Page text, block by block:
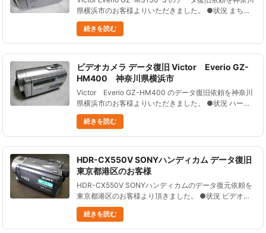
県横浜市のお客様よりいただきました。 ●状況 まちが
えてフォーマットをしてしまい、 データ消失してしま
った！ ●データ復元処理の結果 必要なデータ......
続きを読む
ビデオカメラ データ復旧 Victor Everio GZ-
HM400 神奈川県横浜市
Victor Everio GZ-HM400 のデータ復旧依頼を神奈川
県横浜市のお客様よりいただきました。 ●状況 ハード
ディスクを間違えてフォーマットしてしまった。 その
後は現状を維持するため使用していない。 必要な動......
続きを読む
HDR-CX550V SONYハンディカム データ復旧
東京都港区のお客様
HDR-CX550V SONYハンディカムのデータ復元依頼を
東京都港区のお客様より頂きました。 ●状況 ビデオカ
メラのデータをフォーマットした。その後撮影はしてい
ない。 ●データ復元処理の結果 必要なデータ総再生時
間およ......
続きを読む